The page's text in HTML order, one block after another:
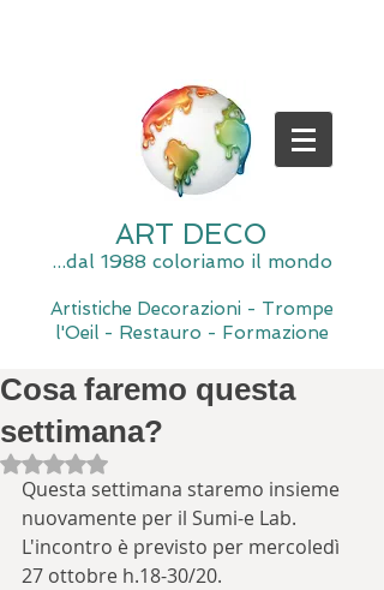
ART DECO
...dal 1988 coloriamo il mondo
Artistiche Decorazioni - Trompe
l'Oeil - Restauro - Formazione
Cosa faremo questa
settimana?
Valutazione NaN stelle su 5.
Questa settimana staremo insieme
nuovamente per il Sumi-e Lab.
L'incontro è previsto per mercoledì
27 ottobre h.18-30/20.